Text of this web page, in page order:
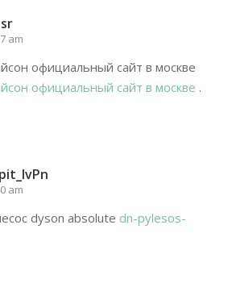
am
официальный сайт в москве
официальный сайт в москве .
am
dyson absolute dn-pylesos-